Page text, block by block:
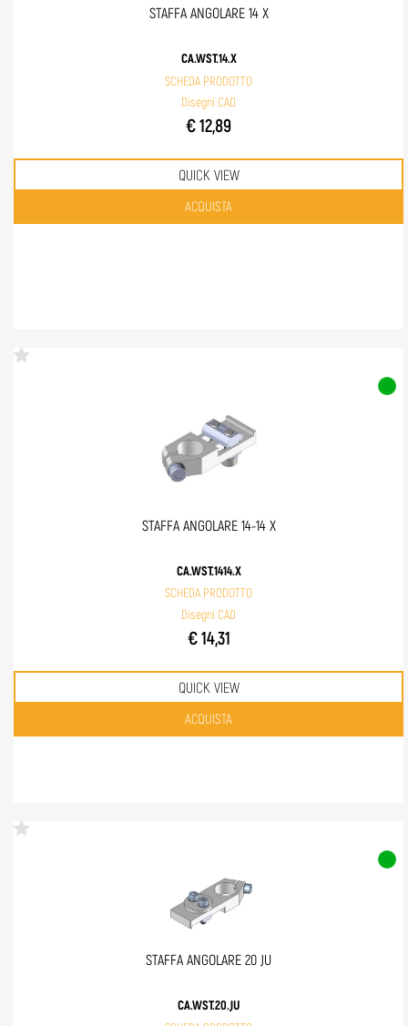
STAFFA ANGOLARE 14 X
CA.WST.14.X
SCHEDA PRODOTTO
Disegni CAD
€ 12,89
QUICK VIEW
Quantità
ACQUISTA
STAFFA ANGOLARE 14-14 X
CA.WST.1414.X
SCHEDA PRODOTTO
Disegni CAD
€ 14,31
QUICK VIEW
Quantità
ACQUISTA
STAFFA ANGOLARE 20 JU
CA.WST.20.JU